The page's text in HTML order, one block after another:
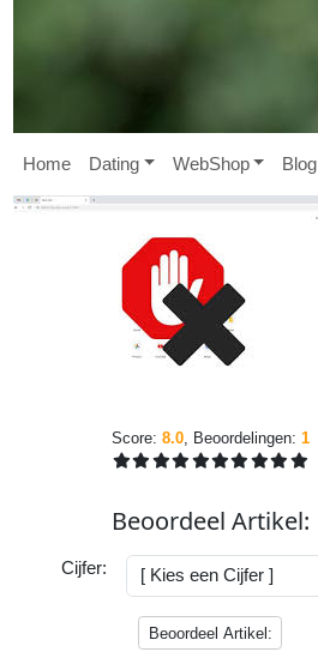
Home Dating WebShop Blog
Score: 8.0, Beoordelingen: 1
Beoordeel Artikel:
Cijfer:
Beoordeel Artikel: